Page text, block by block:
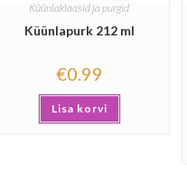
Küünlaklaasid ja purgid
Küünlapurk 212 ml
€0.99
Lisa korvi